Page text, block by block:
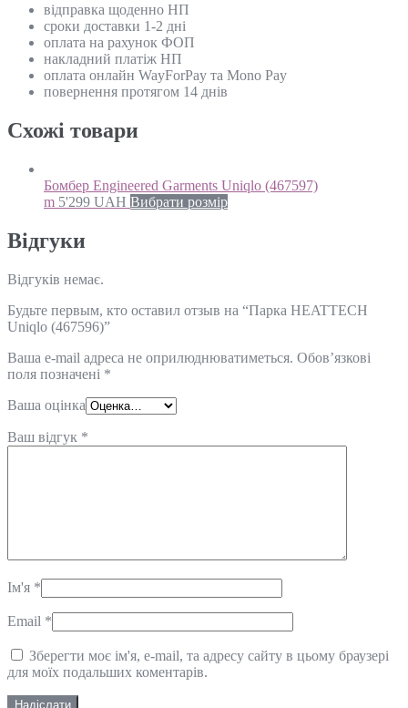
відправка щоденно НП
сроки доставки 1-2 дні
оплата на рахунок ФОП
накладний платіж НП
оплата онлайн WayForPay та Mono Pay
повернення протягом 14 днів
Схожi товари
Бомбер Engineered Garments Uniqlo (467597)
m 5'299 UAH Вибрати розмір
Відгуки
Відгуків немає.
Будьте первым, кто оставил отзыв на “Парка HEATTECH
Uniqlo (467596)”
Ваша e-mail адреса не оприлюднюватиметься. Обов’язкові
поля позначені *
Ваша оцінка
Ваш відгук *
Ім'я *
Email *
Зберегти моє ім'я, e-mail, та адресу сайту в цьому браузері
для моїх подальших коментарів.